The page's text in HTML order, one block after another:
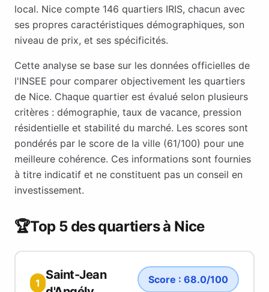
local. Nice compte 146 quartiers IRIS, chacun avec
ses propres caractéristiques démographiques, son
niveau de prix, et ses spécificités.
Cette analyse se base sur les données officielles de
l'INSEE pour comparer objectivement les quartiers
de Nice. Chaque quartier est évalué selon plusieurs
critères : démographie, taux de vacance, pression
résidentielle et stabilité du marché. Les scores sont
pondérés par le score de la ville (61/100) pour une
meilleure cohérence. Ces informations sont fournies
à titre indicatif et ne constituent pas un conseil en
investissement.
🏆Top 5 des quartiers à Nice
1
Saint-Jean
Score : 68.0/100